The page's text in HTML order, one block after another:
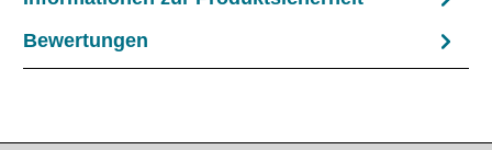
Bewertungen